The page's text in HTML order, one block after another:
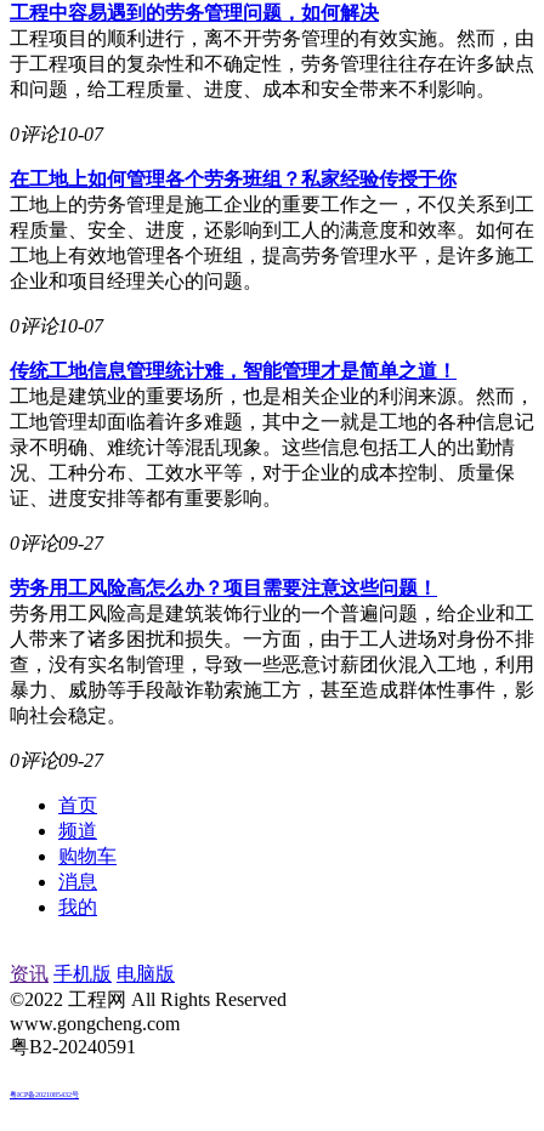
工程中容易遇到的劳务管理问题，如何解决
工程项目的顺利进行，离不开劳务管理的有效实施。然而，由
于工程项目的复杂性和不确定性，劳务管理往往存在许多缺点
和问题，给工程质量、进度、成本和安全带来不利影响。
0评论10-07
在工地上如何管理各个劳务班组？私家经验传授于你
工地上的劳务管理是施工企业的重要工作之一，不仅关系到工
程质量、安全、进度，还影响到工人的满意度和效率。如何在
工地上有效地管理各个班组，提高劳务管理水平，是许多施工
企业和项目经理关心的问题。
0评论10-07
传统工地信息管理统计难，智能管理才是简单之道！
工地是建筑业的重要场所，也是相关企业的利润来源。然而，
工地管理却面临着许多难题，其中之一就是工地的各种信息记
录不明确、难统计等混乱现象。这些信息包括工人的出勤情
况、工种分布、工效水平等，对于企业的成本控制、质量保
证、进度安排等都有重要影响。
0评论09-27
劳务用工风险高怎么办？项目需要注意这些问题！
劳务用工风险高是建筑装饰行业的一个普遍问题，给企业和工
人带来了诸多困扰和损失。一方面，由于工人进场对身份不排
查，没有实名制管理，导致一些恶意讨薪团伙混入工地，利用
暴力、威胁等手段敲诈勒索施工方，甚至造成群体性事件，影
响社会稳定。
0评论09-27
首页
频道
购物车
消息
我的
资讯 手机版 电脑版
©2022 工程网 All Rights Reserved
www.gongcheng.com
粤B2-20240591
粤ICP备2021085432号